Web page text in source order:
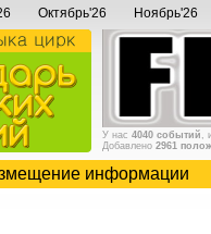
Октябрь'26 Ноябрь'26
У нас 4040 событий ,
Добавлено 2961
информации